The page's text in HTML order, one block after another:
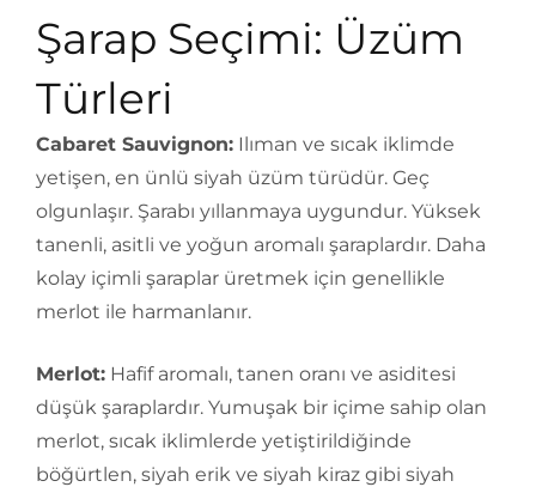
Şarap Seçimi: Üzüm
Türleri
Cabaret Sauvignon: Ilıman ve sıcak iklimde
yetişen, en ünlü siyah üzüm türüdür. Geç
olgunlaşır. Şarabı yıllanmaya uygundur. Yüksek
tanenli, asitli ve yoğun aromalı şaraplardır. Daha
kolay içimli şaraplar üretmek için genellikle
merlot ile harmanlanır.
Merlot: Hafif aromalı, tanen oranı ve asiditesi
düşük şaraplardır. Yumuşak bir içime sahip olan
merlot, sıcak iklimlerde yetiştirildiğinde
böğürtlen, siyah erik ve siyah kiraz gibi siyah